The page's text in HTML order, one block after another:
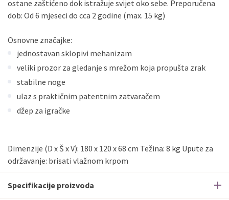
ostane zaštićeno dok istražuje svijet oko sebe. Preporučena
dob: Od 6 mjeseci do cca 2 godine (max. 15 kg)
Osnovne značajke:
jednostavan sklopivi mehanizam
veliki prozor za gledanje s mrežom koja propušta zrak
stabilne noge
ulaz s praktičnim patentnim zatvaračem
džep za igračke
Dimenzije (D x Š x V): 180 x 120 x 68 cm Težina: 8 kg Upute za
održavanje: brisati vlažnom krpom
Specifikacije proizvoda